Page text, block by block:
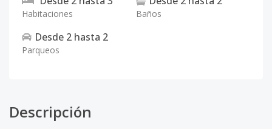
Habitaciones Baños
Desde 2 hasta 2
Parqueos
Descripción